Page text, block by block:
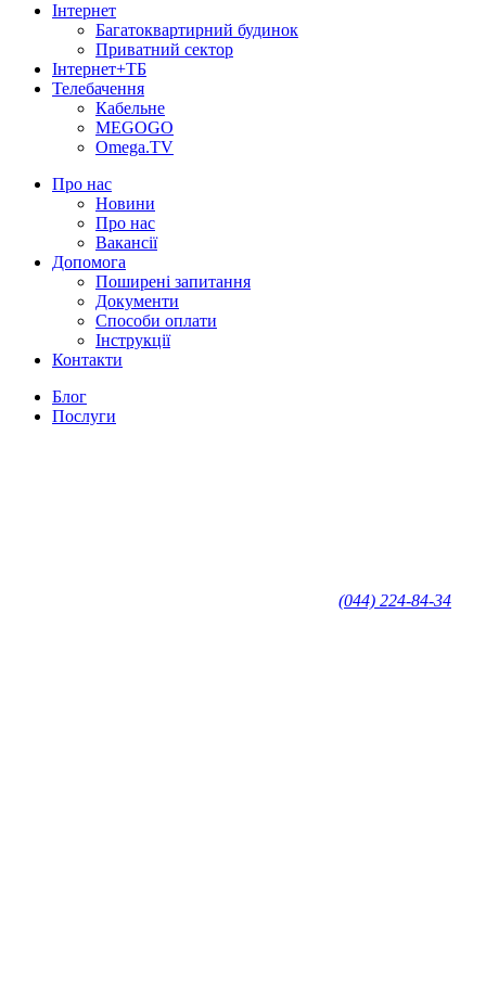
Інтернет
Багатоквартирний будинок
Приватний сектор
Інтернет+ТБ
Телебачення
Кабельне
MEGOGO
Omega.TV
Про нас
Новини
Про нас
Вакансії
Допомога
Поширені запитання
Документи
Способи оплати
Інструкції
Контакти
Блог
Послуги
(044) 224-84-34